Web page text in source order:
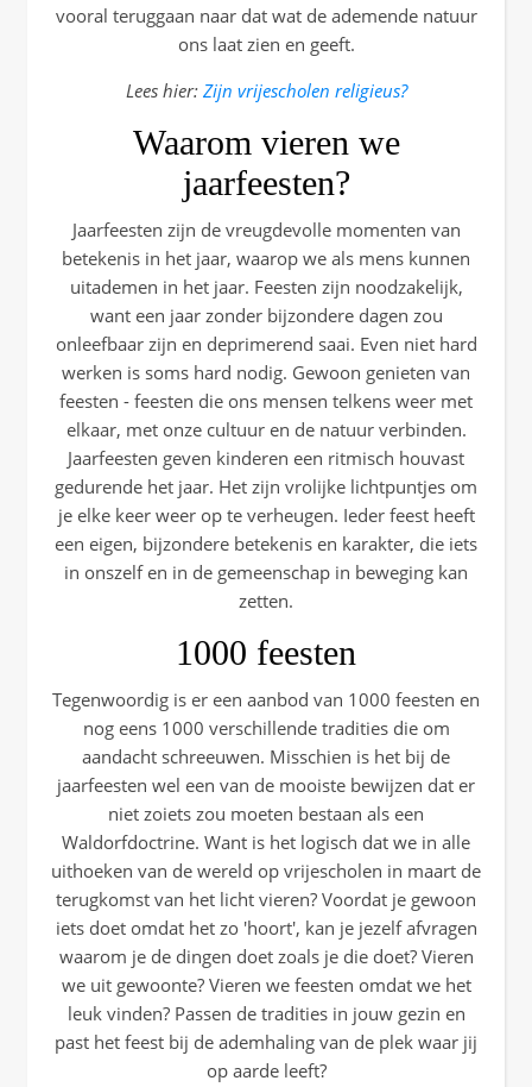
vooral teruggaan naar dat wat de ademende natuur
ons laat zien en geeft.
Lees hier:Zijn vrijescholen religieus?
Waarom vieren we
jaarfeesten?
Jaarfeesten zijn de vreugdevolle momenten van
betekenis in het jaar, waarop we als mens kunnen
uitademen in het jaar. Feesten zijn noodzakelijk,
want een jaar zonder bijzondere dagen zou
onleefbaar zijn en deprimerend saai. Even niet hard
werken is soms hard nodig. Gewoon genieten van
feesten - feesten die ons mensen telkens weer met
elkaar, met onze cultuur en de natuur verbinden.
Jaarfeesten geven kinderen een ritmisch houvast
gedurende het jaar. Het zijn vrolijke lichtpuntjes om
je elke keer weer op te verheugen. Ieder feest heeft
een eigen, bijzondere betekenis en karakter, die iets
in onszelf en in de gemeenschap in beweging kan
zetten.
1000 feesten
Tegenwoordig is er een aanbod van 1000 feesten en
nog eens 1000 verschillende tradities die om
aandacht schreeuwen. Misschien is het bij de
jaarfeesten wel een van de mooiste bewijzen dat er
niet zoiets zou moeten bestaan als een
Waldorfdoctrine. Want is het logisch dat we in alle
uithoeken van de wereld op vrijescholen in maart de
terugkomst van het licht vieren? Voordat je gewoon
iets doet omdat het zo 'hoort', kan je jezelf afvragen
waarom je de dingen doet zoals je die doet? Vieren
we uit gewoonte? Vieren we feesten omdat we het
leuk vinden? Passen de tradities in jouw gezin en
past het feest bij de ademhaling van de plek waar jij
op aarde leeft?